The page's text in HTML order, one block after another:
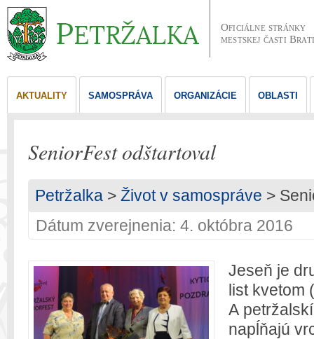
Oficiálne stránky
mestskej časti
AKTUALITY SAMOSPRÁVA ORGANIZÁCIE OBLASTI
SeniorFest odštartoval
Petržalka > Život v samospráve >
Dátum zverejnenia: 4. októbra 2016
Jeseň je
list kvetom
A
napĺňajú